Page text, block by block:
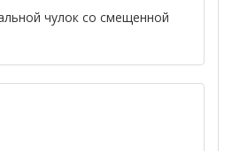
чулок со смещенной